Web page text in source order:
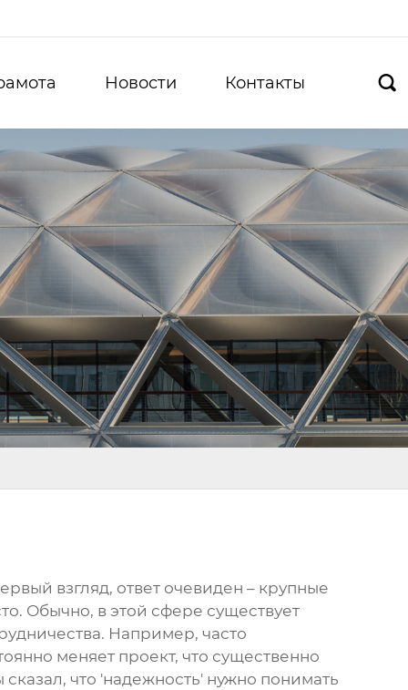
Новости Контакты 
взгляд, ответ очевиден – крупные
Обычно, в этой сфере существует
Например, часто
меняет проект, что существенно
сказал, что 'надежность' нужно понимать